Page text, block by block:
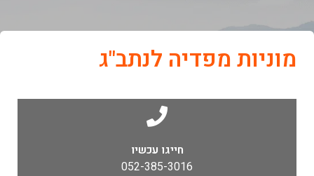
מוניות מפדיה לנתב"ג
חייגו עכשיו
052-385-3016